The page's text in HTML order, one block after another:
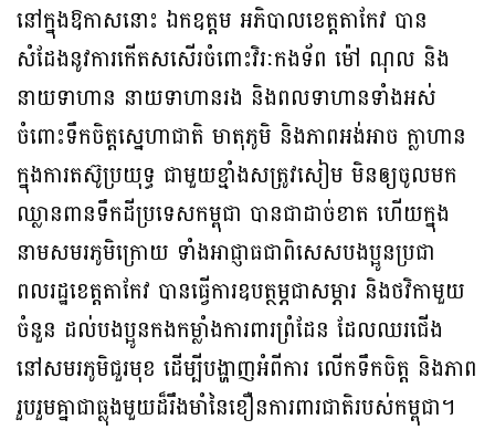
នៅក្នុងឱកាសនោះ ឯកឧត្តម អភិបាលខេត្តតាកែវ បាន
សំដែងនូវការកើតសសើរចំពោះវិរៈកងទ័ព ម៉ៅ ណុល និង
នាយទាហាន នាយទាហានរង និងពលទាហានទាំងអស់
ចំពោះទឹកចិត្តស្នេហាជាតិ មាតុភូមិ និងភាពអង់អាច ក្លាហាន
ក្នុងការតស៊ូប្រយុទ្ធ ជាមួយខ្មាំងសត្រូវសៀម មិនឲ្យចូលមក
ឈ្លានពានទឹកដីប្រទេសកម្ពុជា បានជាដាច់ខាត ហើយក្នុង
នាមសមរភូមិក្រោយ ទាំងអាជ្ញាធជាពិសេសបងប្អូនប្រជា
ពលរដ្ឋខេត្តតាកែវ បានធ្វើការឧបត្ថម្ភជាសម្ភារ និងថវិកាមួយ
ចំនួន ដល់បងប្អូនកងកម្លាំងការពារព្រំដែន ដែលឈរជើង
នៅសមរភូមិជួរមុខ ដើម្បីបង្ហាញអំពីការ លើកទឹកចិត្ត និងភាព
រួបរួមគ្នាជាធ្លុងមួយដ៏រឹងមាំនៃខឿនការពារជាតិរបស់កម្ពុជា។